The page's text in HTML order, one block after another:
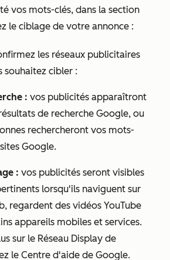
vos mots-clés, dans la section
le ciblage de votre annonce :
les réseaux publicitaires
souhaitez cibler :
: vos publicités apparaîtront
de recherche Google, ou
rechercheront vos mots-
Google.
: vos publicités seront visibles
lorsqu'ils naviguent sur
regardent des vidéos YouTube
appareils mobiles et services.
sur le Réseau Display de
le Centre d'aide de Google.